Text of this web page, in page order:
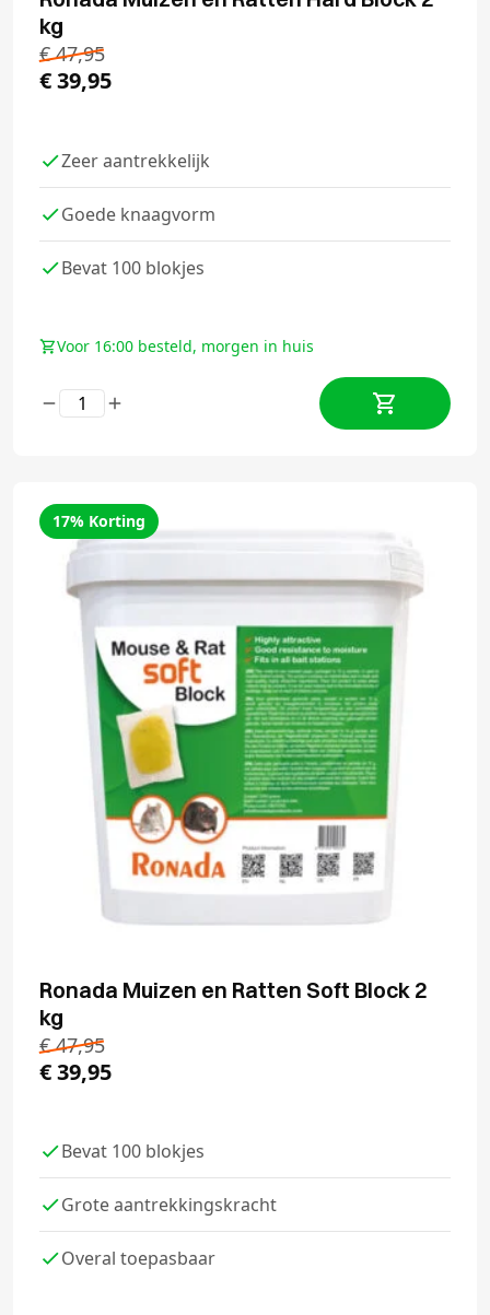
kg
€47,95
€39,95
Zeer aantrekkelijk
Goede knaagvorm
Bevat 100 blokjes
Voor 16:00 besteld, morgen in huis
17% Korting
Ronada Muizen en Ratten Soft Block 2
kg
€47,95
€39,95
Bevat 100 blokjes
Grote aantrekkingskracht
Overal toepasbaar